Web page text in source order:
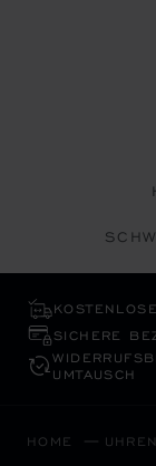
SICHERE
UMTAUSCH
HOME UHREN